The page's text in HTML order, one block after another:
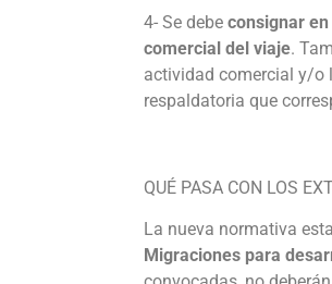
4- Se debe consignar
comercial del viaje.
actividad comercial y/o
respaldatoria que
QUÉ PASA CON LOS
La nueva normativa
Migraciones para